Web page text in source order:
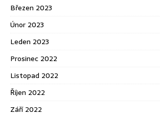
Březen 2023
Únor 2023
Leden 2023
Prosinec 2022
Listopad 2022
Říjen 2022
Září 2022